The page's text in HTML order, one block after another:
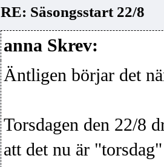
RE: Säsongsstart 22/8
anna Skrev:
Äntligen börjar det
Torsdagen den 22/8
att det nu är